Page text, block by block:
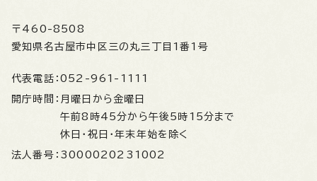
〒460-8508
愛知県名古屋市中区三の丸三丁目1番1号
代表電話： 052-961-1111
開庁時間： 月曜日から金曜日
午前8時45分から午後5時15分まで
休日・祝日・年末年始を除く
法人番号： 3000020231002